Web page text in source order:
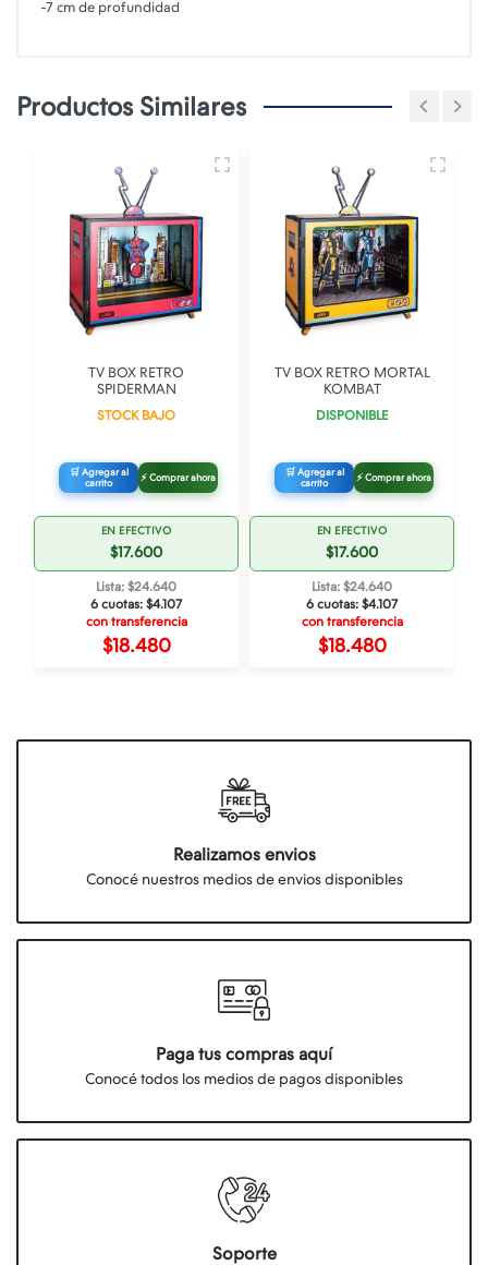
-7 cm de profundidad
Productos Similares
TV BOX RETRO
SPIDERMAN
STOCK BAJO
🛒 Agregar al
carrito
⚡ Comprar ahora
EN EFECTIVO
$17.600
Lista: $24.640
6 cuotas: $4.107
con transferencia
$18.480
TV BOX RETRO MORTAL
KOMBAT
DISPONIBLE
🛒 Agregar al
carrito
⚡ Comprar ahora
EN EFECTIVO
$17.600
Lista: $24.640
6 cuotas: $4.107
con transferencia
$18.480
Realizamos envios
Conocé nuestros medios de envios disponibles
Paga tus compras aquí
Conocé todos los medios de pagos disponibles
Soporte